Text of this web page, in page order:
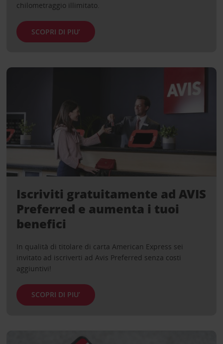
chilometraggio illimitato.
SCOPRI DI PIU’
Iscriviti gratuitamente ad AVIS
Preferred e aumenta i tuoi
benefici
In qualità di titolare di carta American Express sei
invitato ad iscriverti ad Avis Preferred senza costi
aggiuntivi!
SCOPRI DI PIU’